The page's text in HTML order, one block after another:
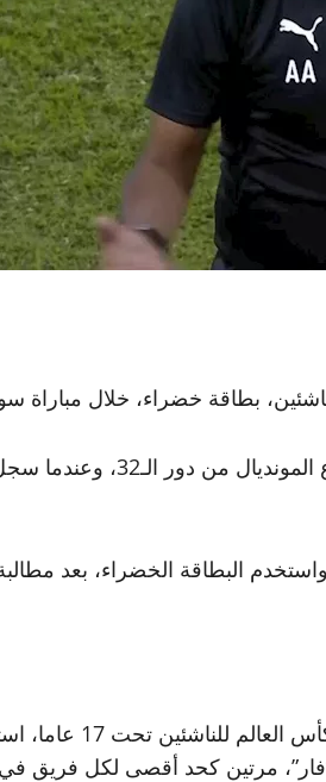
خضراء، خلال مباراة سويسرا، التي
وخسر منتخب مصر من
البطاقة الخضراء، بعد
يتيح نظام
مرتين كحد أقصى لكل فريق في